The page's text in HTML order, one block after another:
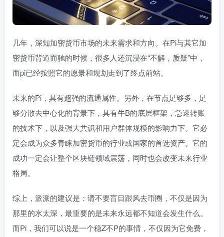
几年，深知加密货币市场的未来需求和方向。在Pi与其它加
密货币背道而驰的时候，很多人还沉浸在“不解，质疑”中，
而pi已经按照它的愿景和规划走到了终点前站。
未来的Pi，具有超强的流通属性。另外，在节点足够多，足
够分散去中心化的背景下，具有牛B的底层框架，急速转账
的技术下，以及强大共识和用户群体规模的影响力下。它必
定会成为众多青睐加密货币的行业或国家的首选资产。它的
成功一定会让整个区块链领域震荡，同时也会改变未来行业
格局。
综上，派派的建议是：请不要盲目跟风去币圈，不仅是因为
那里的水太深，最重要的是未来永远都不知道会发生什么。
而Pi，我们可以说是一个稳Z不P的事情，不仅因为它免费，